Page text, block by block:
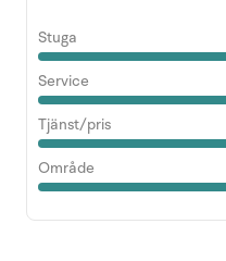
Stuga
Service
Tjänst/pris
Område